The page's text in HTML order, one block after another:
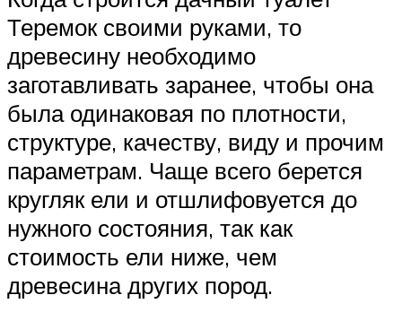
Теремок своими руками, то
древесину необходимо
заготавливать заранее, чтобы она
была одинаковая по плотности,
структуре, качеству, виду и прочим
параметрам. Чаще всего берется
кругляк ели и отшлифовуется до
нужного состояния, так как
стоимость ели ниже, чем
древесина других пород.